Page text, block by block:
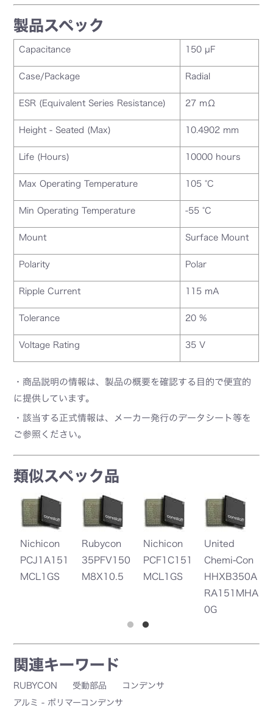
製品スペック
Capacitance 150 µF
Case/Package Radial
ESR (Equivalent Series Resistance) 27 mΩ
Height - Seated (Max) 10.4902 mm
Life (Hours) 10000 hours
Max Operating Temperature 105 °C
Min Operating Temperature -55 °C
Mount Surface Mount
Polarity Polar
Ripple Current 115 mA
Tolerance 20 %
Voltage Rating 35 V
・商品説明の情報は、製品の概要を確認する目的で便宜的
に提供しています。
・該当する正式情報は、メーカー発行のデータシート等を
ご参照ください。
類似スペック品
Nichicon
PCF1C151
MCL1GS
United
Chemi-Con
HHXB350A
United
Chemi-Con
HHXA160A
関連キーワード
RUBYCON 受動部品
コンデンサ
アルミ - ポリマーコンデンサ